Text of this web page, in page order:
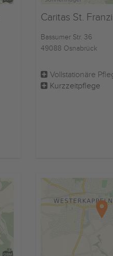
Caritas St.
Bassumer Str. 36
49088 Osnabrück
Vollstationäre
Kurzzeitpflege